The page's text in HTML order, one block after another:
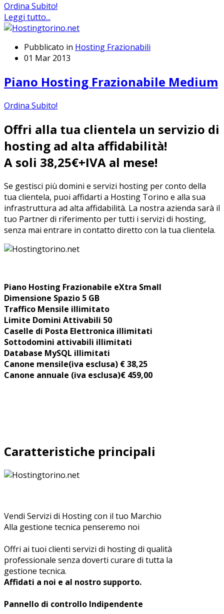
Ordina Subito!
Leggi tutto...
Pubblicato in Hosting Frazionabili
01 Mar 2013
Piano Hosting Frazionabile Medium
Ordina Subito!
Offri alla tua clientela un servizio di
hosting ad alta affidabilità!
A soli 38,25€+IVA al mese!
Se gestisci più domini e servizi hosting per conto della
tua clientela, puoi affidarti a Hosting Torino e alla sua
infrastruttura ad alta affidabilità. La nostra azienda sarà il
tuo Partner di riferimento per tutti i servizi di hosting,
senza mai entrare in contatto diretto con la tua clientela.
Piano Hosting Frazionabile eXtra Small
Dimensione Spazio 5 GB
Traffico Mensile illimitato
Limite Domini Attivabili 50
Caselle di Posta Elettronica illimitati
Sottodomini attivabili illimitati
Database MySQL illimitati
Canone mensile(iva esclusa) € 38,25
Canone annuale (iva esclusa)€ 459,00
Caratteristiche principali
Vendi Servizi di Hosting con il tuo Marchio
Alla gestione tecnica penseremo noi
Offri ai tuoi clienti servizi di hosting di qualità
professionale senza doverti curare di tutta la
gestione tecnica.
Affidati a noi e al nostro supporto.
Pannello di controllo Indipendente